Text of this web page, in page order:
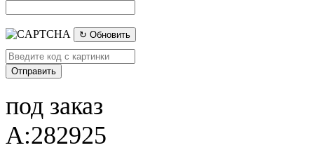
↻ Обновить
под заказ
A:282925